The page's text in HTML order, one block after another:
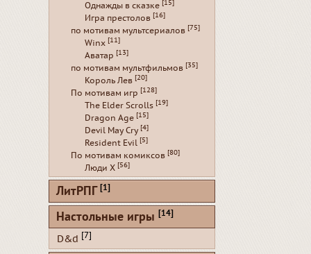
Однажды в сказке [15]
Игра престолов [16]
по мотивам мультсериалов [75]
Winx [11]
Аватар [13]
по мотивам мультфильмов [35]
Король Лев [20]
По мотивам игр [128]
The Elder Scrolls [19]
Dragon Age [15]
Devil May Cry [4]
Resident Evil [5]
По мотивам комиксов [80]
Люди Х [56]
ЛитРПГ [1]
Настольные игры [14]
D&d [7]